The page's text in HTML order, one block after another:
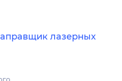
лазерных